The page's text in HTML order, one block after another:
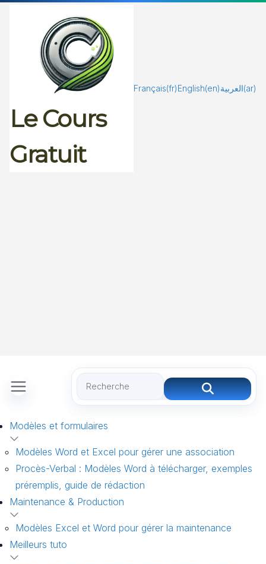
Le Cours
Gratuit
Français(fr) English(en)العربية(ar)
Modèles et formulaires
Modèles Word et Excel pour gérer une association
Procès-Verbal : Modèles Word à télécharger, exemples
préremplis, guide de rédaction
Maintenance & Production
Modèles Excel et Word pour gérer la maintenance
Meilleurs tuto